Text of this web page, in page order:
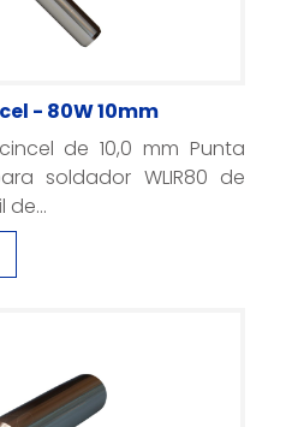
- 80W 10mm
de 10,0 mm Punta
soldador WLIR80 de
de...